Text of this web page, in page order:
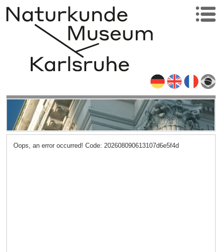
Oops, an error occurred! Code: 202608090613107d6e5f4d